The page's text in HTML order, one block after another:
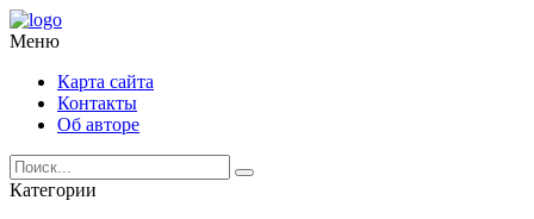
Меню
Карта сайта
Контакты
Об авторе
Категории